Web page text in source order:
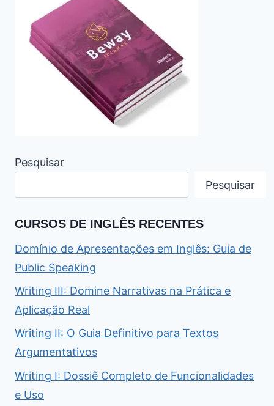
Pesquisar
Pesquisar
CURSOS DE INGLÊS RECENTES
Domínio de Apresentações em Inglês: Guia de
Public Speaking
Writing III: Domine Narrativas na Prática e
Aplicação Real
Writing II: O Guia Definitivo para Textos
Argumentativos
Writing I: Dossiê Completo de Funcionalidades
e Uso